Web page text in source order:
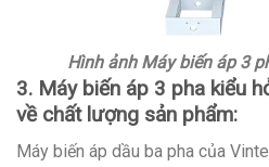
Hình ảnh Máy biến áp 3
3. Máy biến áp 3 pha kiểu
về chất lượng sản phẩm:
Máy biến áp dầu ba pha của